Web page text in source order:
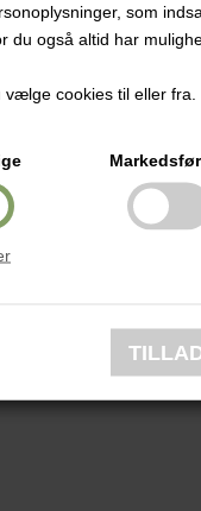
som
du også altid har
vælge cookies til eller